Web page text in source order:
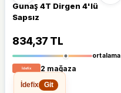
Günaş 4T Dirgen 4'lü
Sapsız
834,37 TL
ortalama
2 mağaza
İdefix
Git